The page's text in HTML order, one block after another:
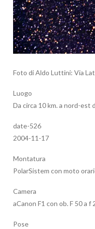
Foto di Aldo Luttini: Via
Luogo
Da circa 10 km. a nord-est
date-526
2004-11-17
Montatura
PolarSistem con moto
Camera
aCanon F1 con ob. F 50 a
Pose